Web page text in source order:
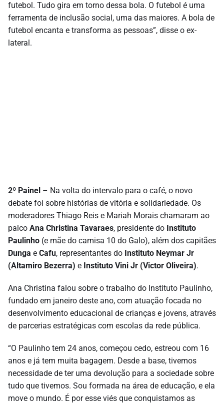
futebol. Tudo gira em torno dessa bola. O futebol é uma
ferramenta de inclusão social, uma das maiores. A bola de
futebol encanta e transforma as pessoas”, disse o ex-
lateral.
2º Painel – Na volta do intervalo para o café, o novo
debate foi sobre histórias de vitória e solidariedade. Os
moderadores Thiago Reis e Mariah Morais chamaram ao
palco Ana Christina Tavaraes, presidente do Instituto
Paulinho (e mãe do camisa 10 do Galo), além dos capitães
Dunga e Cafu, representantes do Instituto Neymar Jr
(Altamiro Bezerra) e Instituto Vini Jr (Victor Oliveira).
Ana Christina falou sobre o trabalho do Instituto Paulinho,
fundado em janeiro deste ano, com atuação focada no
desenvolvimento educacional de crianças e jovens, através
de parcerias estratégicas com escolas da rede pública.
“O Paulinho tem 24 anos, começou cedo, estreou com 16
anos e já tem muita bagagem. Desde a base, tivemos
necessidade de ter uma devolução para a sociedade sobre
tudo que tivemos. Sou formada na área de educação, e ela
move o mundo. É por esse viés que conquistamos as